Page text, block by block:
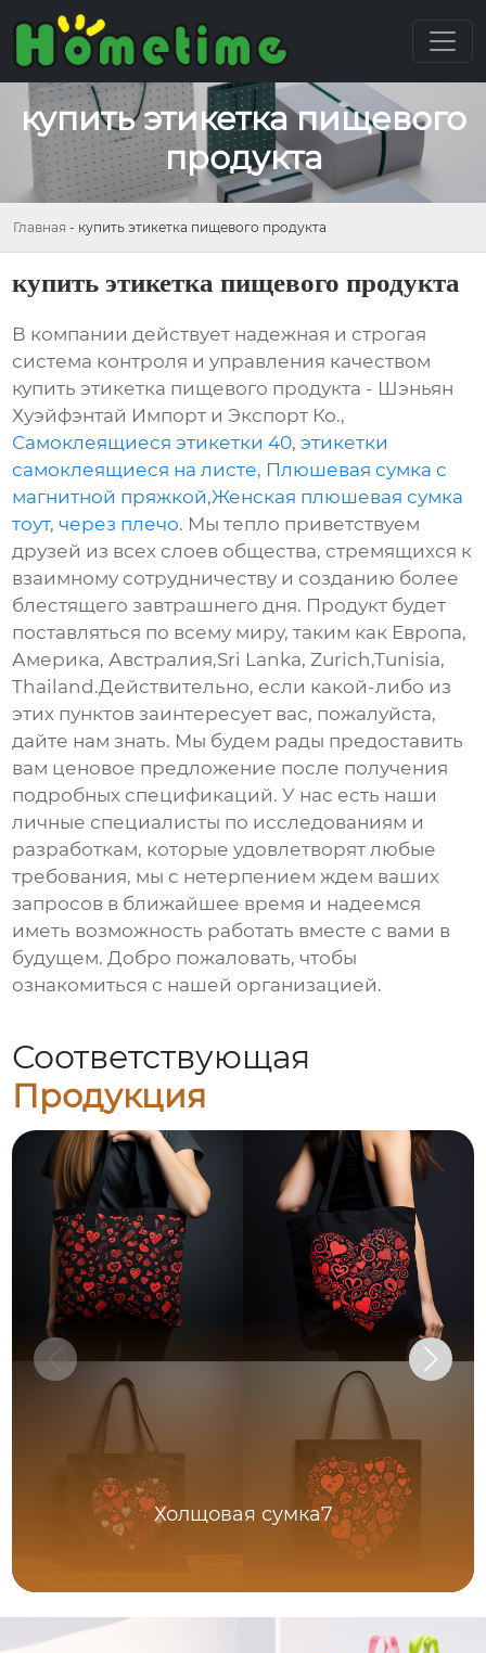
купить этикетка пищевого
продукта
Главная - купить этикетка пищевого продукта
купить этикетка пищевого продукта
В компании действует надежная и строгая
система контроля и управления качеством
купить этикетка пищевого продукта - Шэньян
Хуэйфэнтай Импорт и Экспорт Ко.,
Самоклеящиеся этикетки 40,этикетки
самоклеящиеся на листе, Плюшевая сумка с
магнитной пряжкой,Женская плюшевая сумка
тоут, через плечо. Мы тепло приветствуем
друзей из всех слоев общества, стремящихся к
взаимному сотрудничеству и созданию более
блестящего завтрашнего дня. Продукт будет
поставляться по всему миру, таким как Европа,
Америка, Австралия,Sri Lanka, Zurich,Tunisia,
Thailand.Действительно, если какой-либо из
этих пунктов заинтересует вас, пожалуйста,
дайте нам знать. Мы будем рады предоставить
вам ценовое предложение после получения
подробных спецификаций. У нас есть наши
личные специалисты по исследованиям и
разработкам, которые удовлетворят любые
требования, мы с нетерпением ждем ваших
запросов в ближайшее время и надеемся
иметь возможность работать вместе с вами в
будущем. Добро пожаловать, чтобы
ознакомиться с нашей организацией.
Соответствующая
Продукция
Холщовая сумка7